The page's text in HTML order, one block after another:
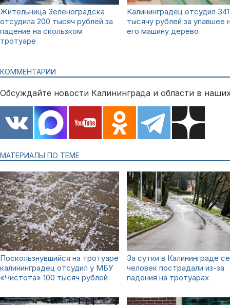
Жительница Зеленоградска
отсудила 200 тысяч рублей за
падение на скользком
тротуаре
Калининградец отсудил 341
тысячу рублей за упавшее
его машину дерево
КОММЕНТАРИИ
Обсуждайте новости Калининграда и области в
МАТЕРИАЛЫ ПО ТЕМЕ
Поскользнувшийся на тротуаре
калининградец отсудил у МБУ
«Чистота» 100 тысяч рублей
За сутки в Калининграде
человек пострадали из-за
падения на тротуарах